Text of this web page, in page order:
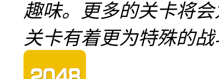
趣味。更多的关卡将
关卡有着更为特殊的